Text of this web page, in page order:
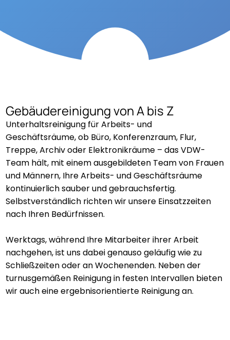
Gebäudereinigung von A bis Z
Unterhaltsreinigung für Arbeits- und
Geschäftsräume, ob Büro, Konferenzraum, Flur,
Treppe, Archiv oder Elektronikräume – das VDW-
Team hält, mit einem ausgebildeten Team von Frauen
und Männern, Ihre Arbeits- und Geschäftsräume
kontinuierlich sauber und gebrauchsfertig.
Selbstverständlich richten wir unsere Einsatzzeiten
nach Ihren Bedürfnissen.
Werktags, während Ihre Mitarbeiter ihrer Arbeit
nachgehen, ist uns dabei genauso geläufig wie zu
Schließzeiten oder an Wochenenden. Neben der
turnusgemäßen Reinigung in festen Intervallen bieten
wir auch eine ergebnisorientierte Reinigung an.